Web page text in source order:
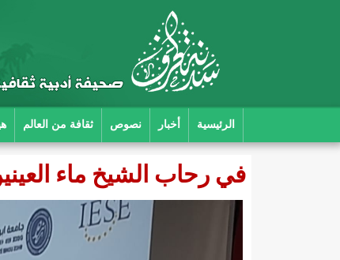
الرئيسية أخبار نصوص ثقافة من العالم
في رحاب الشيخ ماء